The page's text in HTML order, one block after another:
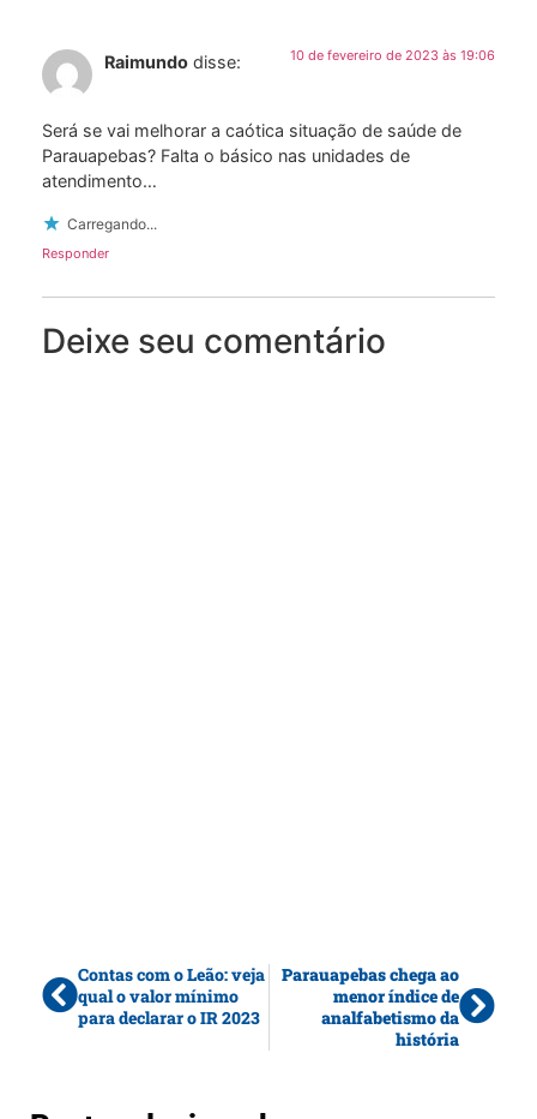
Raimundo disse: 10 de fevereiro de 2023 às 19:06
Será se vai melhorar a caótica situação de saúde de
Parauapebas? Falta o básico nas unidades de
atendimento…
Carregando...
Responder
Deixe seu comentário
Contas com o Leão: veja
qual o valor mínimo
para declarar o IR 2023
Parauapebas chega ao
menor índice de
analfabetismo da
história